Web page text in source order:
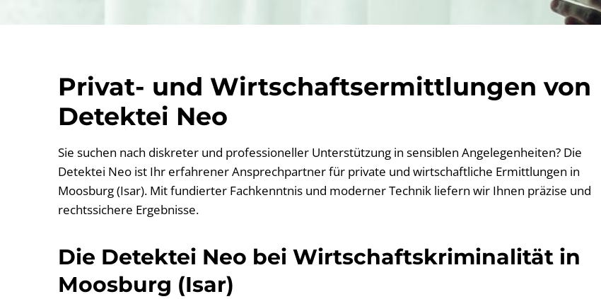
Privat- und Wirtschaftsermittlungen von
Detektei Neo
Sie suchen nach diskreter und professioneller Unterstützung in sensiblen Angelegenheiten? Die
Detektei Neo ist Ihr erfahrener Ansprechpartner für private und wirtschaftliche Ermittlungen in
Moosburg (Isar). Mit fundierter Fachkenntnis und moderner Technik liefern wir Ihnen präzise und
rechtssichere Ergebnisse.
Die Detektei Neo bei Wirtschaftskriminalität in
Moosburg (Isar)